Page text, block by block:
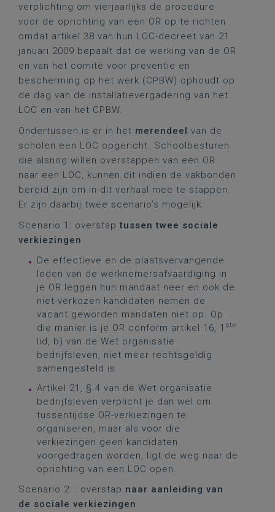
verplichting om vierjaarlijks de procedure
voor de oprichting van een OR op te richten
omdat artikel 38 van hun LOC-decreet van 21
januari 2009 bepaalt dat de werking van de OR
en van het comité voor preventie en
bescherming op het werk (CPBW) ophoudt op
de dag van de installatievergadering van het
LOC en van het CPBW.
Ondertussen is er in het merendeel van de
scholen een LOC opgericht. Schoolbesturen
die alsnog willen overstappen van een OR
naar een LOC, kunnen dit indien de vakbonden
bereid zijn om in dit verhaal mee te stappen.
Er zijn daarbij twee scenario’s mogelijk:
Scenario 1: overstaptussen twee sociale
verkiezingen
De effectieve en de plaatsvervangende
leden van de werknemersafvaardiging in
je OR leggen hun mandaat neer en ook de
niet-verkozen kandidaten nemen de
vacant geworden mandaten niet op. Op
die manier is je OR conform artikel 16, 1 ste
lid, b) van de Wet organisatie
bedrijfsleven, niet meer rechtsgeldig
samengesteld is.
Artikel 21, § 4 van de Wet organisatie
bedrijfsleven verplicht je dan wel om
tussentijdse OR-verkiezingen te
organiseren, maar als voor die
verkiezingen geen kandidaten
voorgedragen worden, ligt de weg naar de
oprichting van een LOC open.
Scenario 2: : overstap naar aanleiding van
de sociale verkiezingen